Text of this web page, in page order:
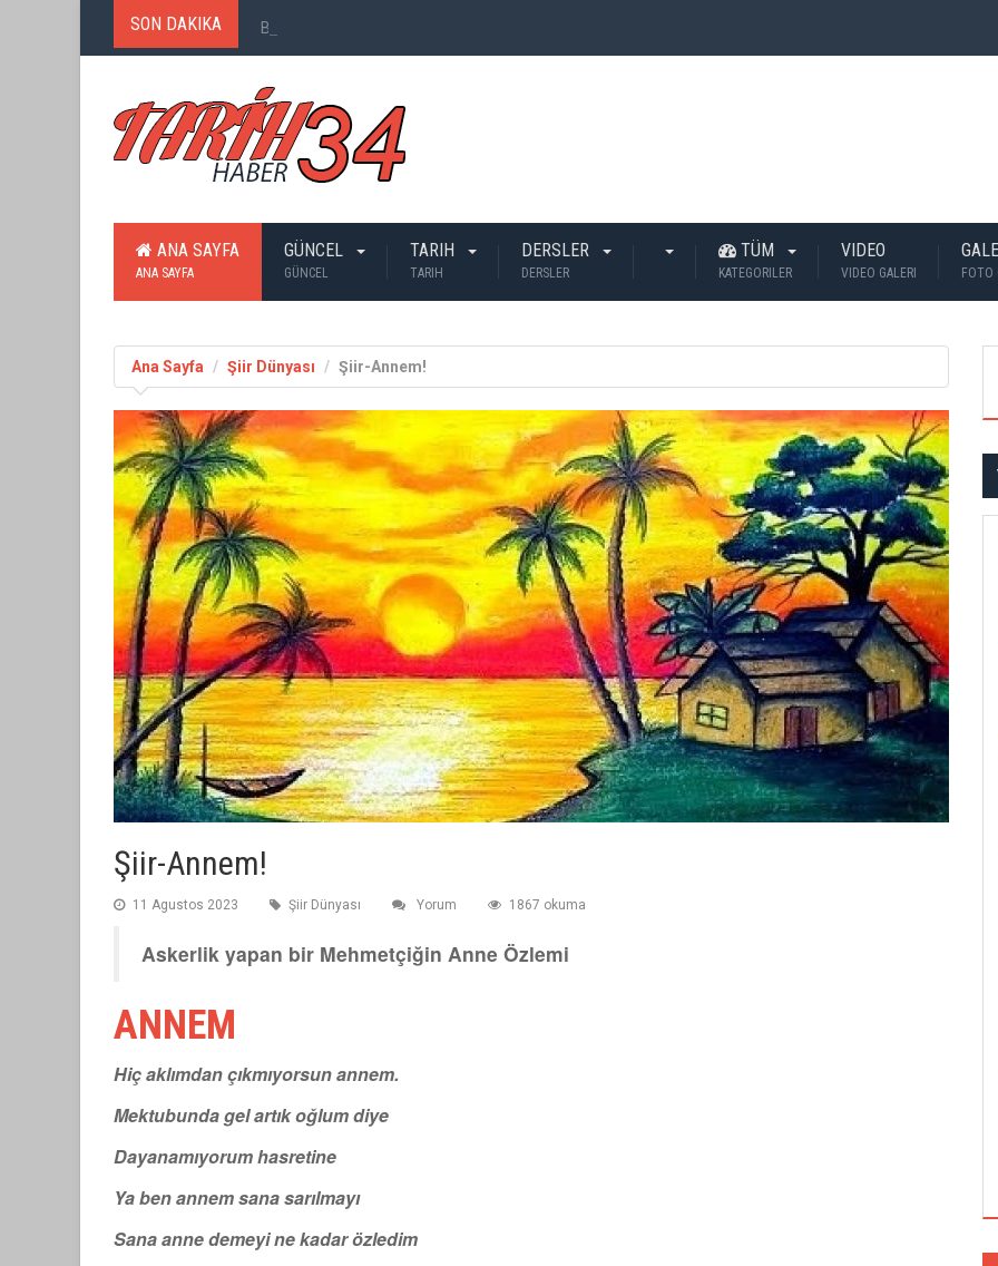
SON DAKIKA Birinci Dünya Savaşı`nda Ne Kadar İnsan Öldü?
ANA SAYFA
ANA SAYFA
GÜNCEL
GÜNCEL
TARIH
TARIH
DERSLER
DERSLER
TÜM
KATEGORILER
VIDEO
VIDEO GALERI FOTO
Ana Sayfa Şiir Dünyası Şiir-Annem!
Şiir-Annem!
11 Agustos 2023 Şiir Dünyası Yorum 1867 okuma
Askerlik yapan bir Mehmetçiğin Anne Özlemi
ANNEM
Hiç aklımdan çıkmıyorsun annem.
Mektubunda gel artık oğlum diye
Dayanamıyorum hasretine
Ya ben annem sana sarılmayı
Sana anne demeyi ne kadar özledim